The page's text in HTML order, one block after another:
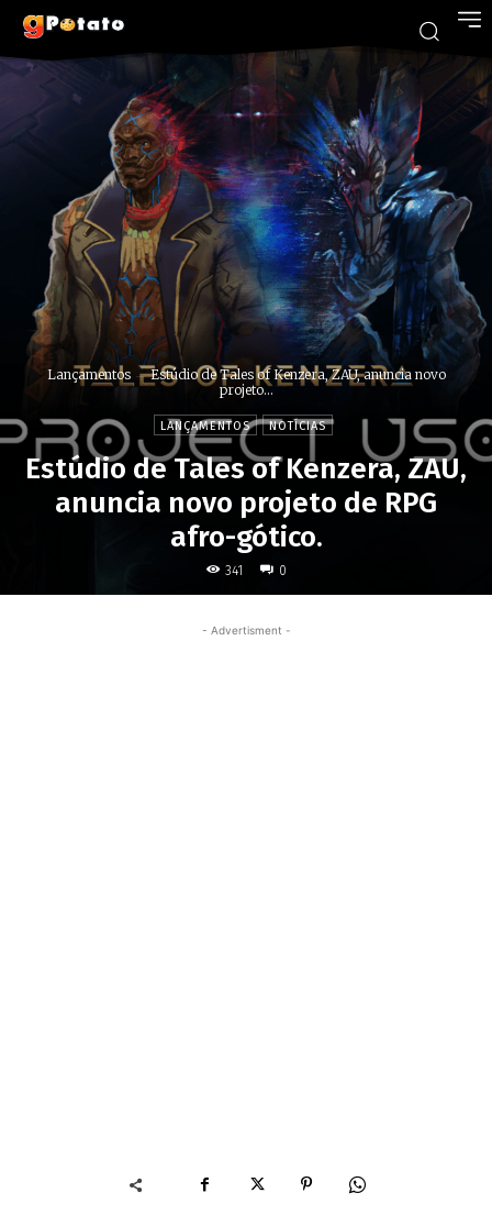
Lançamentos
Estúdio de Tales of Kenzera, ZAU, anuncia novo
projeto...
LANÇAMENTOS NOTÍCIAS
Estúdio de Tales of Kenzera, ZAU,
anuncia novo projeto de RPG
afro-gótico.
341 0
- Advertisment -